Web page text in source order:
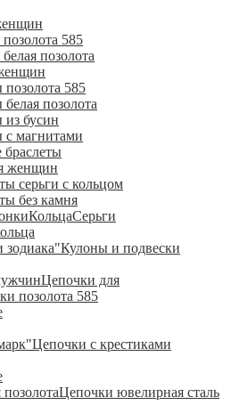
585
позолота
позолота 585
белая позолота
из бусин
с магнитами
женщин
серьги с кольцом
без камня
КольцаСерьги
Кулоны и подвески
Цепочки для
позолота 585
Цепочки с крестиками
Цепочки ювелирная сталь